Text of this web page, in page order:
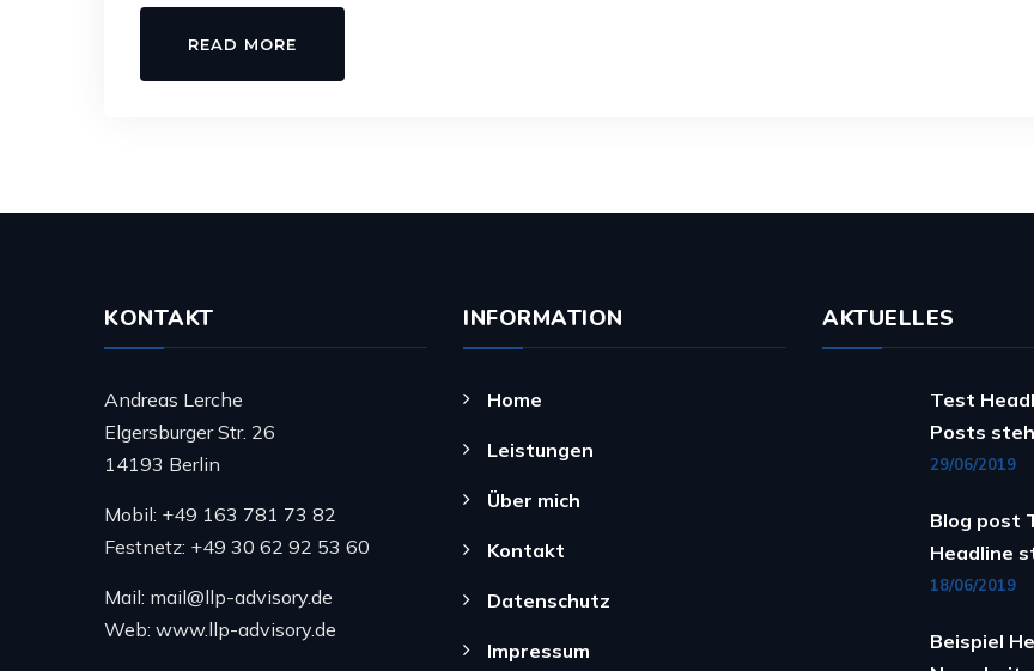
READ MORE
KONTAKT
Andreas Lerche
Elgersburger Str. 26
14193 Berlin
Mobil: +49 163 781 73 82
Festnetz: +49 30 62 92 53 60
Mail: mail@llp-advisory.de
Web: www.llp-advisory.de
INFORMATION
Home
Leistungen
Über mich
Kontakt
Datenschutz
Impressum
AKTUELLES
Test
Posts
29/06/2019
Blog post
Headline
18/06/2019
Beispiel